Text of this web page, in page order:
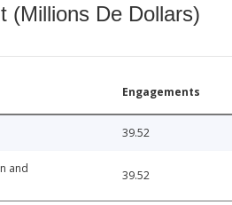
(Millions De Dollars)
Engagements
39.52
and
39.52